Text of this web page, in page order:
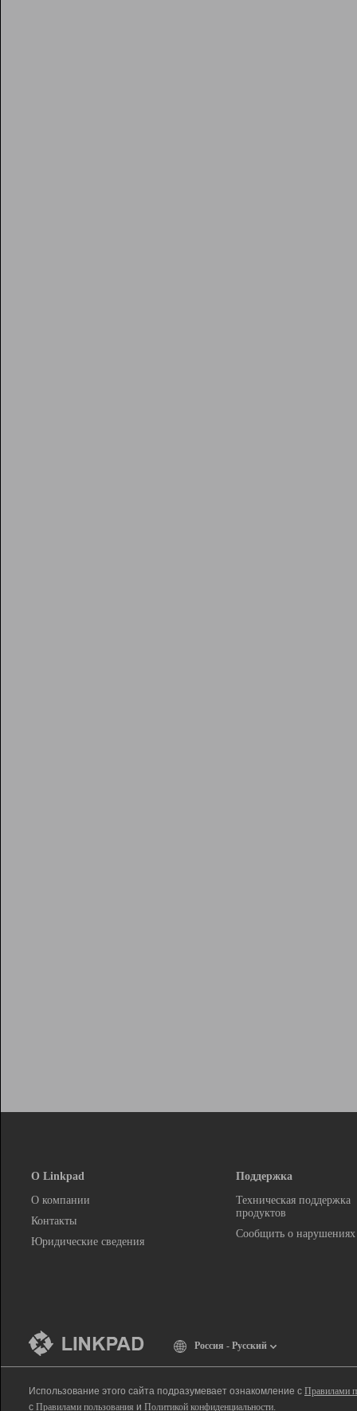
О Linkpad
О компании
Контакты
Юридические сведения
Поддержка
Техническая поддержка
продуктов
Сообщить о нарушениях
Россия - Русский
Использование этого сайта подразумевает ознакомление с Правилами
с Правилами пользования и Политикой конфиденциальности.